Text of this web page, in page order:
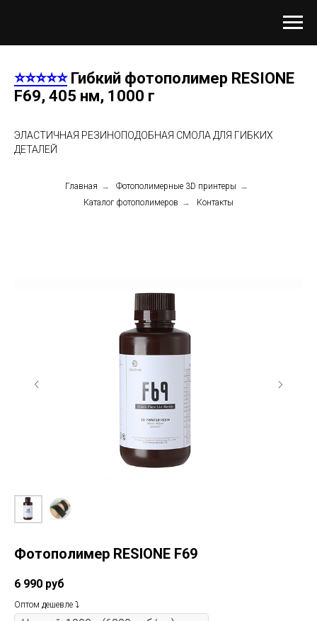
⭐⭐⭐⭐⭐ Гибкий фотополимер RESIONE
F69, 405 нм, 1000 г
ЭЛАСТИЧНАЯ РЕЗИНОПОДОБНАЯ СМОЛА ДЛЯ ГИБКИХ
ДЕТАЛЕЙ
Главная → Фотополимерные 3D принтеры →
Каталог фотополимеров → Контакты
Фотополимер RESIONE F69
6 990 руб
Оптом дешевле ⤵️